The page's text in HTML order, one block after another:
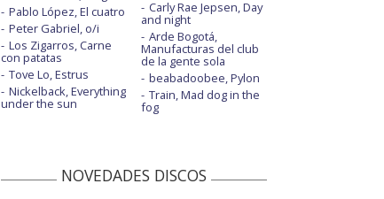
Pablo López, El cuatro
Peter Gabriel, o/i
Los Zigarros, Carne
con patatas
Tove Lo, Estrus
Nickelback, Everything
under the sun
Carly Rae Jepsen, Day
and night
Arde Bogotá,
Manufacturas del club
de la gente sola
beabadoobee, Pylon
Train, Mad dog in the
fog
NOVEDADES DISCOS